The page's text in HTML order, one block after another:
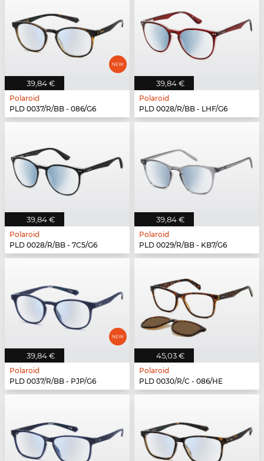
39,84 €
Polaroid
PLD 0037/R/BB - 086/G6
39,84 €
Polaroid
PLD 0028/R/BB - LHF/G6
39,84 €
Polaroid
PLD 0028/R/BB - 7C5/G6
39,84 €
Polaroid
PLD 0029/R/BB - KB7/G6
39,84 €
Polaroid
PLD 0037/R/BB - PJP/G6
45,03 €
Polaroid
PLD 0030/R/C - 086/HE